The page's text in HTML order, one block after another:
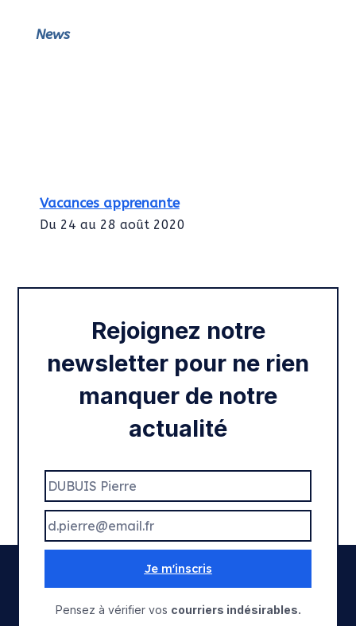
News
Vacances apprenante
Du 24 au 28 août 2020
Rentrée 2020
Rejoignez notre
newsletter pour ne rien
manquer de notre
actualité
Je m'inscris
Pensez à vérifier vos courriers indésirables.